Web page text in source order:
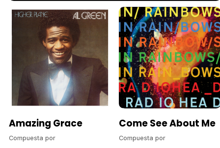
Amazing Grace
Compuesta por
Come See About Me
Compuesta por